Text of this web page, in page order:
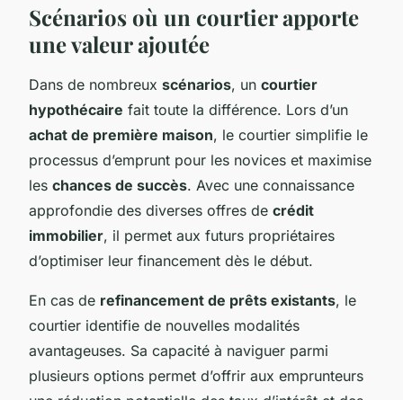
Scénarios où un courtier apporte
une valeur ajoutée
Dans de nombreux scénarios, un courtier
hypothécaire fait toute la différence. Lors d’un
achat de première maison, le courtier simplifie le
processus d’emprunt pour les novices et maximise
les chances de succès. Avec une connaissance
approfondie des diverses offres de crédit
immobilier, il permet aux futurs propriétaires
d’optimiser leur financement dès le début.
En cas de refinancement de prêts existants, le
courtier identifie de nouvelles modalités
avantageuses. Sa capacité à naviguer parmi
plusieurs options permet d’offrir aux emprunteurs